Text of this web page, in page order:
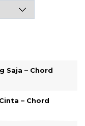
Saja – Chord
– Chord